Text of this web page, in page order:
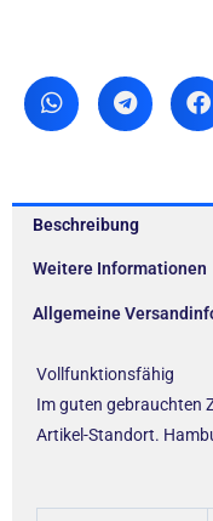
Beschreibung
Weitere Informationen
Allgemeine
Vollfunktionsfähig
Im guten gebrauchten
Artikel-Standort.